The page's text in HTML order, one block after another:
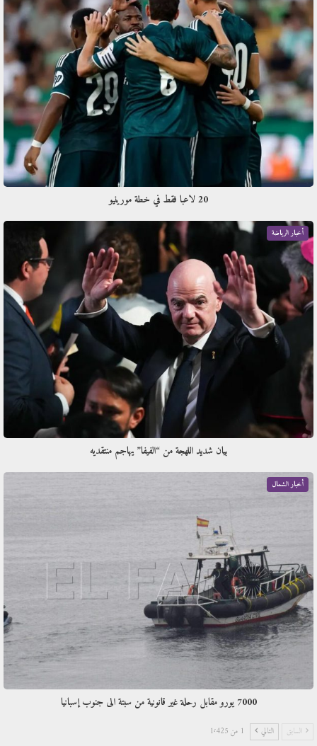
20 لاعبا فقط في خطة مورينيو
أخبار الرياضة
بيان شديد اللهجة من “الفيفا” يهاجم منتقديه
أخبار الشمال
7000 يورو مقابل رحلة غير قانونية من سبتة الى جنوب إسبانيا
السابق التالي 1 من 1٬425